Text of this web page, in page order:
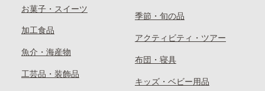
お菓子・スイーツ
加工食品
魚介・海産物
工芸品・装飾品
季節・旬の品
アクティビティ・ツアー
布団・寝具
キッズ・ベビー用品